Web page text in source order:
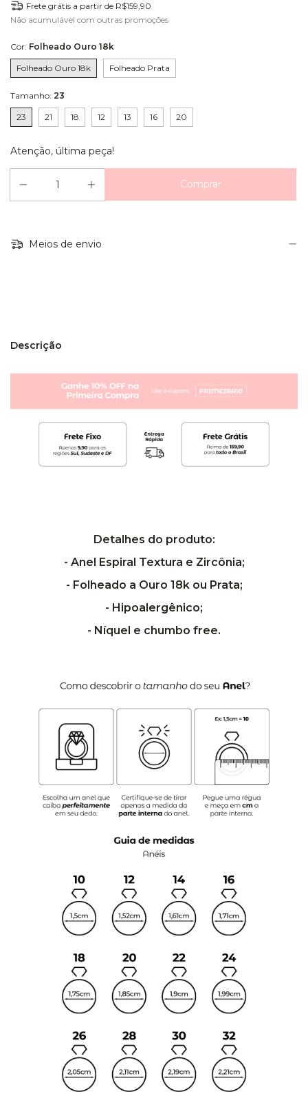
Frete grátis a partir de R$159,90
Não acumulável com outras promoções
Cor: Folheado Ouro 18k
Folheado Ouro 18k Folheado Prata
Tamanho: 23
23 21 18 12 13 16 20
Atenção, última peça!
Meios de envio
Descrição
Detalhes do produto:
- Anel Espiral Textura e Zircônia;
- Folheado a Ouro 18k ou Prata;
- Hipoalergênico;
- Níquel e chumbo free.